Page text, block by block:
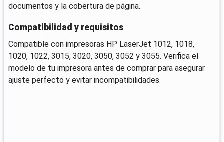
documentos y la cobertura de página.
Compatibilidad y requisitos
Compatible con impresoras HP LaserJet 1012, 1018,
1020, 1022, 3015, 3020, 3050, 3052 y 3055. Verifica el
modelo de tu impresora antes de comprar para asegurar
ajuste perfecto y evitar incompatibilidades.